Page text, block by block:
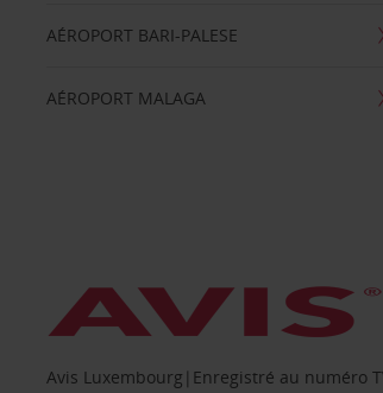
AÉROPORT BARI-PALESE
AÉROPORT MALAGA
Avis Luxembourg|Enregistré au numéro